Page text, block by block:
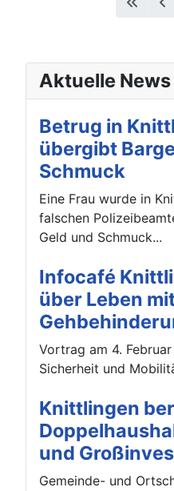
Aktuelle
Betrug in
übergibt
Schmuck
Eine Frau wurde in
falschen
Geld und Schmuck...
Infocafé
über Leben
Vortrag am 4.
Sicherheit und
Knittlingen
und
Gemeinde- und